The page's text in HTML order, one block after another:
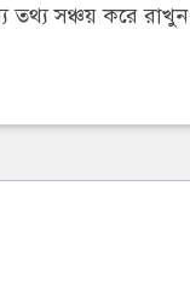
তথ্য সঞ্চয় করে রাখুন